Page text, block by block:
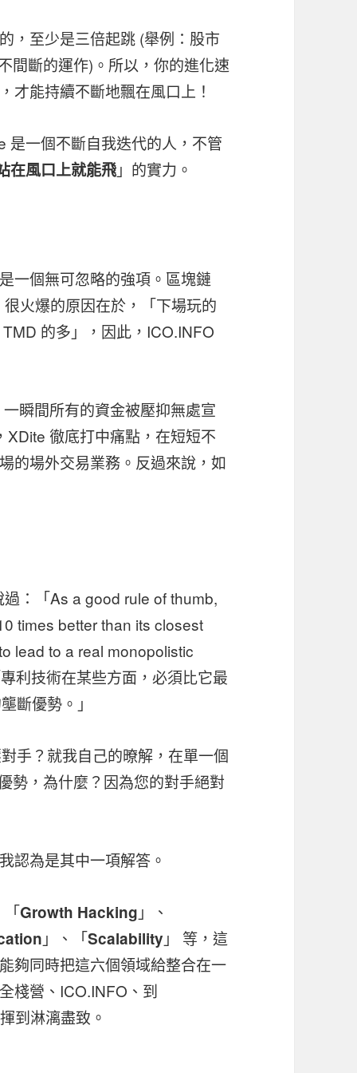
，至少是三倍起跳 (舉例：股市
間斷的運作)。所以，你的進化速
才能持續不斷地飄在風口上！
是一個不斷自我迭代的人，不管
在風口上就能飛」的實力。
一個無可忽略的強項。區塊鏈
火爆的原因在於，「下場玩的
的多」，因此，ICO.INFO
瞬間所有的資金被壓抑無處宣
徹底打中痛點，在短短不
的場外交易業務。反過來說，如
：「As a good rule of thumb,
times better than its closest
lead to a real monopolistic
利技術在某些方面，必須比它最
斷優勢。」
手？就我自己的暸解，在單一個
勢，為什麼？因為您的對手絕對
認為是其中一項解答。
「Growth Hacking 」、
」、「Scalability 」 等，這
夠同時把這六個領域給整合在一
棧營、ICO.INFO、到
到淋漓盡致。